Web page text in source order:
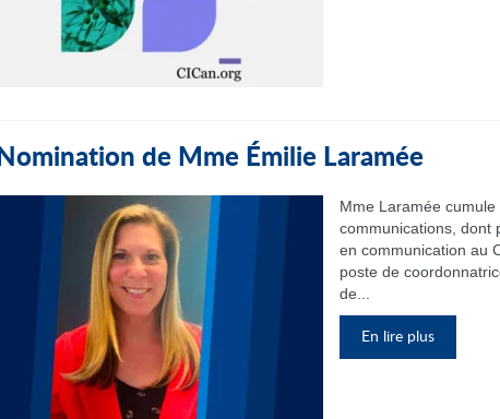
Nomination de Mme Émilie Laramée
Mme Laramée cumule
communications, dont
en communication au
poste de
de...
En lire plus